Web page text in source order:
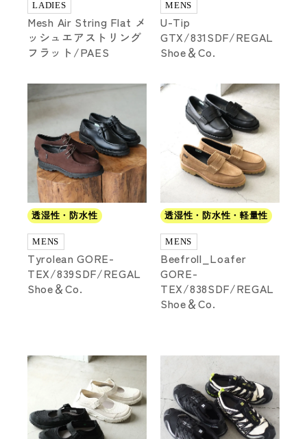
LADIES
Mesh Air String Flat メ
ッシュエアストリング
フラット/PAES
MENS
U-Tip
GTX/831SDF/REGAL
Shoe＆Co.
透湿性・防水性
MENS
Tyrolean GORE-
TEX/839SDF/REGAL
Shoe＆Co.
透湿性・防水性・軽量性
MENS
Beefroll_Loafer
GORE-
TEX/838SDF/REGAL
Shoe＆Co.